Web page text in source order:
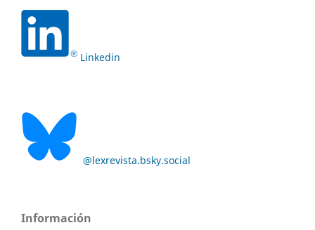
Linkedin
@lexrevista.bsky.social
Información